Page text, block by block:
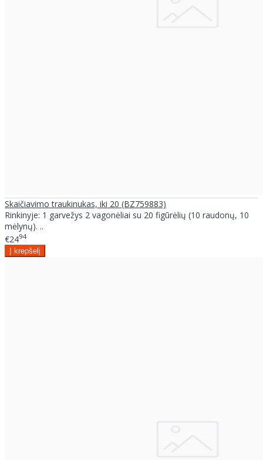
Skaičiavimo traukinukas, iki 20 (BZ759883)
Rinkinyje: 1 garvežys 2 vagonėliai su 20 figūrėlių (10 raudonų, 10
mėlynų). ..
€2494